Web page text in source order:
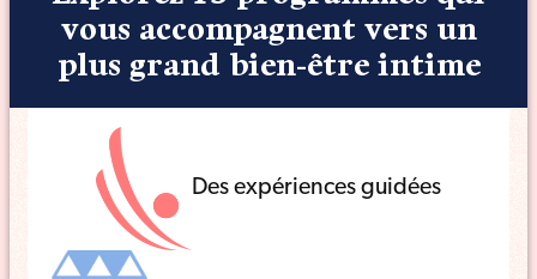
vous accompagnent vers un
plus grand bien-être intime
Des expériences guidées